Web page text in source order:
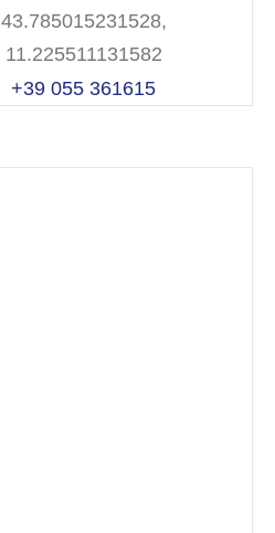
43.785015231528,
11.225511131582
+39 055 361615